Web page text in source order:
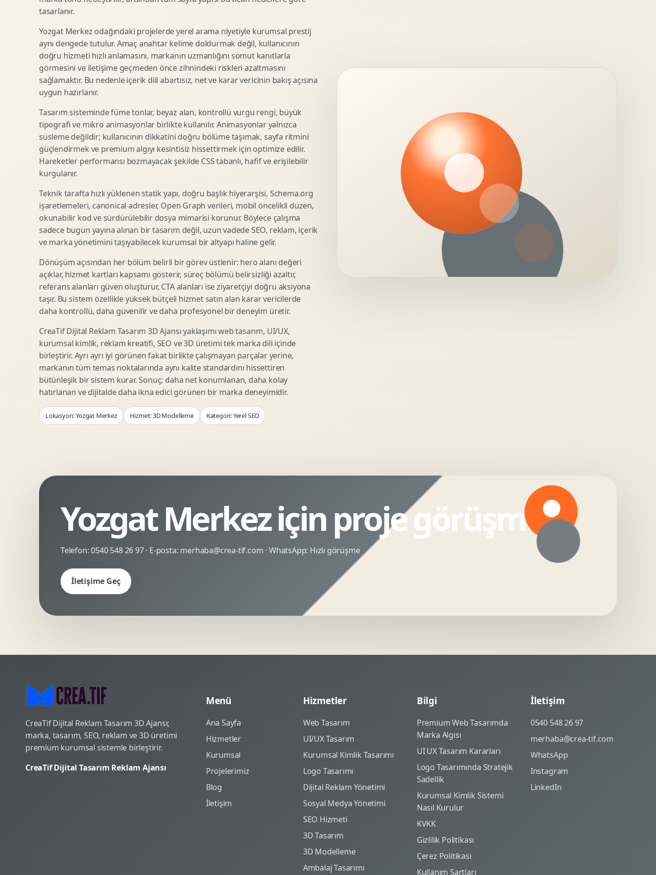
SEO Icerik Stratejisi
Schema Markup Optimizasyonu 3D Lansman Filmi Teknik Modelleme
Premium Ambalaj Tasarimi
Etiket Tasarimi
Kutu Tasarimi
Raf Gorunurlugu
Gida Ambalaj Tasarimi
Kozmetik Ambalaj Tasarimi
E Ticaret Kutu Tasarimi
Ambalaj Mockup Tasarimi
Afis Tasarimi
Brosur Tasarimi
Sunum Tasarimi
Katalog Tasarimi
Infografik Tasarimi
Fuaye Gorsel Tasarimi
Kurumsal Ilan Tasarimi
Marka Stratejisi
Marka Konumlandirma
Rekabet Analizi
Hedef Kitle Analizi
Marka Mimarisi
Deger Onerisi Tasarimi
Pazara Giris Stratejisi
Shopify Tasarim
Woocommerce Tasarim
Eticaret UX Optimizasyonu
Kategori Sayfasi Tasarimi
Sepet Odeme UX
Eticaret SEO Altyapisi
Lead Generation Landing Page
Reklam Landing Page
Webinar Landing Page
App Landing Page
Form Optimizasyonu
Sales Page Tasarimi
Display Banner Tasarimi
Video Reklam Kreatifi
Outdoor Reklam Tasarimi
Performans Kreatif Seti
Story Reklam Tasarimi
Statik Reklam Gorseli
Motion Banner Tasarimi
Logo Animasyonu
Mikro Animasyon Tasarimi
Reklam Motion Video
Arayuz Animasyonu
Sosyal Medya Motion
Webgl Deneyim Tasarimi
AI Gorsel Konsept
No Code Prototip
Veri Gorsellestirme
tasarlanır.
Yozgat Merkez odağındaki projelerde yerel arama niyetiyle kurumsal prestij
aynı dengede tutulur. Amaç anahtar kelime doldurmak değil, kullanıcının
doğru hizmeti hızlı anlamasını, markanın uzmanlığını somut kanıtlarla
görmesini ve iletişime geçmeden önce zihnindeki riskleri azaltmasını
sağlamaktır. Bu nedenle içerik dili abartısız, net ve karar vericinin bakış açısına
uygun hazırlanır.
Tasarım sisteminde füme tonlar, beyaz alan, kontrollü vurgu rengi, büyük
tipografi ve mikro animasyonlar birlikte kullanılır. Animasyonlar yalnızca
süsleme değildir; kullanıcının dikkatini doğru bölüme taşımak, sayfa ritmini
güçlendirmek ve premium algıyı kesintisiz hissettirmek için optimize edilir.
Hareketler performansı bozmayacak şekilde CSS tabanlı, hafif ve erişilebilir
kurgulanır.
Teknik tarafta hızlı yüklenen statik yapı, doğru başlık hiyerarşisi, Schema.org
işaretlemeleri, canonical adresler, Open Graph verileri, mobil öncelikli düzen,
okunabilir kod ve sürdürülebilir dosya mimarisi korunur. Böylece çalışma
sadece bugün yayına alınan bir tasarım değil, uzun vadede SEO, reklam, içerik
ve marka yönetimini taşıyabilecek kurumsal bir altyapı haline gelir.
Dönüşüm açısından her bölüm belirli bir görev üstlenir: hero alanı değeri
açıklar, hizmet kartları kapsamı gösterir, süreç bölümü belirsizliği azaltır,
referans alanları güven oluşturur, CTA alanları ise ziyaretçiyi doğru aksiyona
taşır. Bu sistem özellikle yüksek bütçeli hizmet satın alan karar vericilerde
daha kontrollü, daha güvenilir ve daha profesyonel bir deneyim üretir.
CreaTif Dijital Reklam Tasarım 3D Ajansı yaklaşımı web tasarım, UI/UX,
kurumsal kimlik, reklam kreatifi, SEO ve 3D üretimi tek marka dili içinde
birleştirir. Ayrı ayrı iyi görünen fakat birlikte çalışmayan parçalar yerine,
markanın tüm temas noktalarında aynı kalite standardını hissettiren
bütünleşik bir sistem kurar. Sonuç; daha net konumlanan, daha kolay
hatırlanan ve dijitalde daha ikna edici görünen bir marka deneyimidir.
Lokasyon: Yozgat Merkez Hizmet: 3D Modelleme Kategori: Yerel SEO
Yozgat Merkez için proje görüşmesi
Telefon:0540 548 26 97· E-posta: merhaba@crea-tif.com · WhatsApp: Hızlı görüşme
İletişime Geç
CreaTif Dijital Reklam Tasarım 3D Ajansı;
marka, tasarım, SEO, reklam ve 3D üretimi
premium kurumsal sistemle birleştirir.
CreaTif Dijital Tasarım Reklam Ajansı
Menü
Ana Sayfa
Hizmetler
Kurumsal
Projelerimiz
Blog
İletişim
Hizmetler
Web Tasarım
UI/UX Tasarım
Kurumsal Kimlik Tasarımı
Logo Tasarımı
Dijital Reklam Yönetimi
Sosyal Medya Yönetimi
SEO Hizmeti
3D Tasarım
3D Modelleme
Ambalaj Tasarımı
Bilgi
Premium Web Tasarımda
Marka Algısı
UI UX Tasarım Kararları
Logo Tasarımında Stratejik
Sadellik
Kurumsal Kimlik Sistemi
Nasıl Kurulur
KVKK
Gizlilik Politikası
Çerez Politikası
Kullanım Şartları
İletişim
0540 548 26 97
merhaba@crea-tif.com
WhatsApp
Instagram
LinkedIn